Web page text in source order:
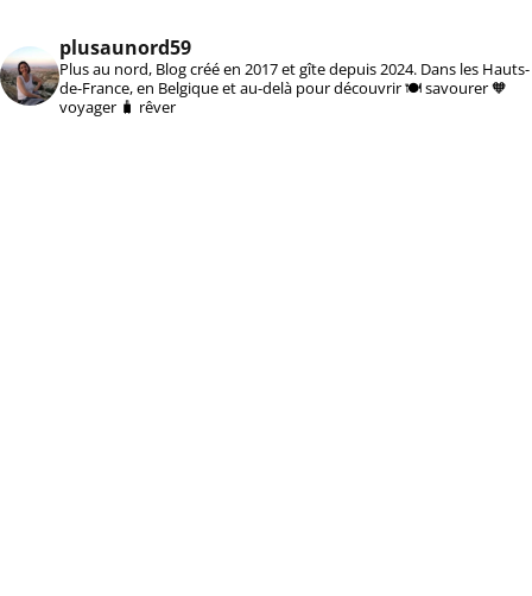
plusaunord59
Plus au nord, Blog créé en 2017 et gîte depuis 2024. Dans les Hauts-
de-France, en Belgique et au-delà pour découvrir 🍽️ savourer 🧡
voyager 🧳 rêver